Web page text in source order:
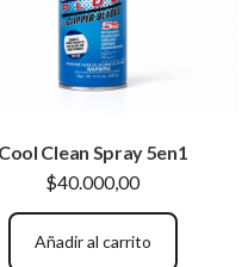
Cool Clean Spray 5en1
$40.000,00
Añadir al carrito